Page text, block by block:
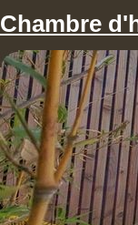
Chambre